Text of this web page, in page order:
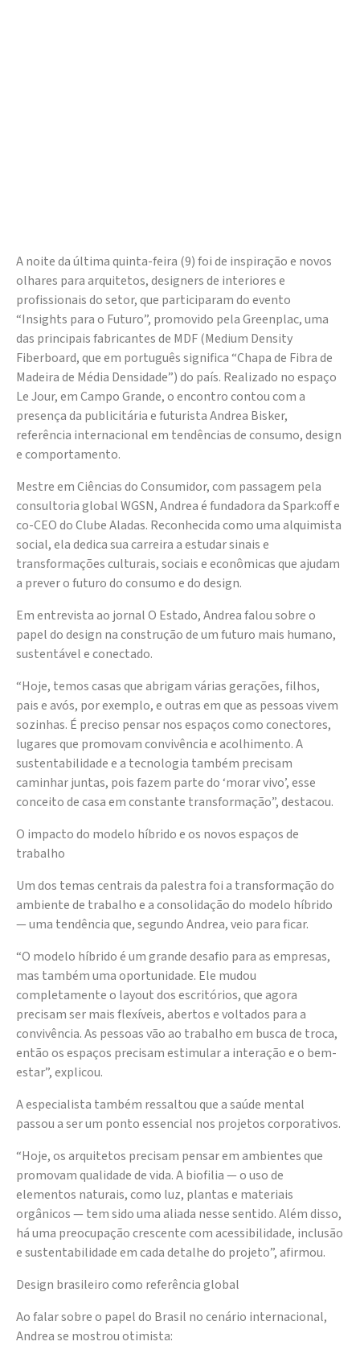
A noite da última quinta-feira (9) foi de inspiração e novos
olhares para arquitetos, designers de interiores e
profissionais do setor, que participaram do evento
“Insights para o Futuro”, promovido pela Greenplac, uma
das principais fabricantes de MDF (Medium Density
Fiberboard, que em português significa “Chapa de Fibra de
Madeira de Média Densidade”) do país. Realizado no espaço
Le Jour, em Campo Grande, o encontro contou com a
presença da publicitária e futurista Andrea Bisker,
referência internacional em tendências de consumo, design
e comportamento.
Mestre em Ciências do Consumidor, com passagem pela
consultoria global WGSN, Andrea é fundadora da Spark:off e
co-CEO do Clube Aladas. Reconhecida como uma alquimista
social, ela dedica sua carreira a estudar sinais e
transformações culturais, sociais e econômicas que ajudam
a prever o futuro do consumo e do design.
Em entrevista ao jornal O Estado, Andrea falou sobre o
papel do design na construção de um futuro mais humano,
sustentável e conectado.
“Hoje, temos casas que abrigam várias gerações, filhos,
pais e avós, por exemplo, e outras em que as pessoas vivem
sozinhas. É preciso pensar nos espaços como conectores,
lugares que promovam convivência e acolhimento. A
sustentabilidade e a tecnologia também precisam
caminhar juntas, pois fazem parte do ‘morar vivo’, esse
conceito de casa em constante transformação”, destacou.
O impacto do modelo híbrido e os novos espaços de
trabalho
Um dos temas centrais da palestra foi a transformação do
ambiente de trabalho e a consolidação do modelo híbrido
— uma tendência que, segundo Andrea, veio para ficar.
“O modelo híbrido é um grande desafio para as empresas,
mas também uma oportunidade. Ele mudou
completamente o layout dos escritórios, que agora
precisam ser mais flexíveis, abertos e voltados para a
convivência. As pessoas vão ao trabalho em busca de troca,
então os espaços precisam estimular a interação e o bem-
estar”, explicou.
A especialista também ressaltou que a saúde mental
passou a ser um ponto essencial nos projetos corporativos.
“Hoje, os arquitetos precisam pensar em ambientes que
promovam qualidade de vida. A biofilia — o uso de
elementos naturais, como luz, plantas e materiais
orgânicos — tem sido uma aliada nesse sentido. Além disso,
há uma preocupação crescente com acessibilidade, inclusão
e sustentabilidade em cada detalhe do projeto”, afirmou.
Design brasileiro como referência global
Ao falar sobre o papel do Brasil no cenário internacional,
Andrea se mostrou otimista: